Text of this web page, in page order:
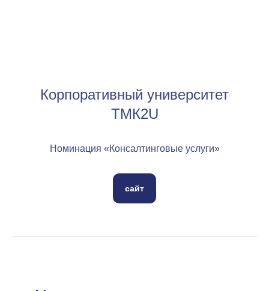
Корпоративный университет
ТМК2U
Номинация «Консалтинговые услуги»
сайт